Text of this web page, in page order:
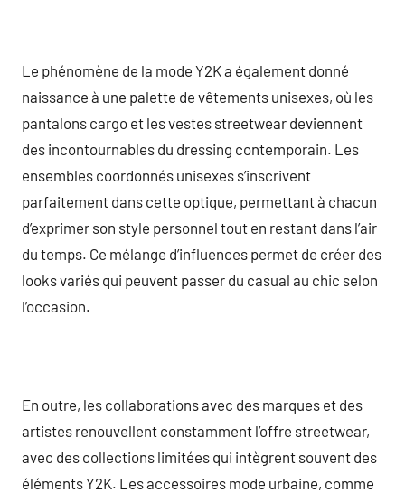
Le phénomène de la mode Y2K a également donné
naissance à une palette de vêtements unisexes, où les
pantalons cargo et les vestes streetwear deviennent
des incontournables du dressing contemporain. Les
ensembles coordonnés unisexes s’inscrivent
parfaitement dans cette optique, permettant à chacun
d’exprimer son style personnel tout en restant dans l’air
du temps. Ce mélange d’influences permet de créer des
looks variés qui peuvent passer du casual au chic selon
l’occasion.
En outre, les collaborations avec des marques et des
artistes renouvellent constamment l’offre streetwear,
avec des collections limitées qui intègrent souvent des
éléments Y2K. Les accessoires mode urbaine, comme